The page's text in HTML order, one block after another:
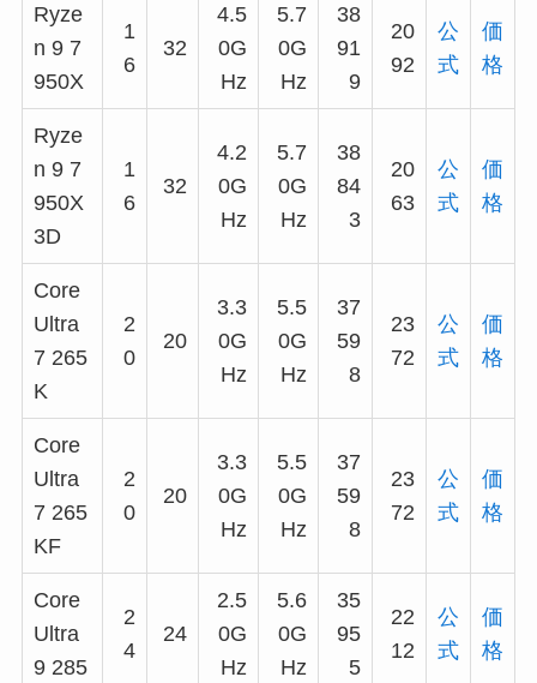
Ryze
n 9 7
950X
1
6
32
4.5
0G
Hz
5.7
0G
Hz
38
91
9
20
92
公
式
価
格
Ryze
n 9 7
950X
3D
1
6
32
4.2
0G
Hz
5.7
0G
Hz
38
84
3
20
63
公
式
価
格
Core
Ultra
7 265
K
2
0
20
3.3
0G
Hz
5.5
0G
Hz
37
59
8
23
72
公
式
価
格
Core
Ultra
7 265
KF
2
0
20
3.3
0G
Hz
5.5
0G
Hz
37
59
8
23
72
公
式
価
格
Core
Ultra
9 285
2
4
24
2.5
0G
Hz
5.6
0G
Hz
35
95
5
22
12
公
式
価
格